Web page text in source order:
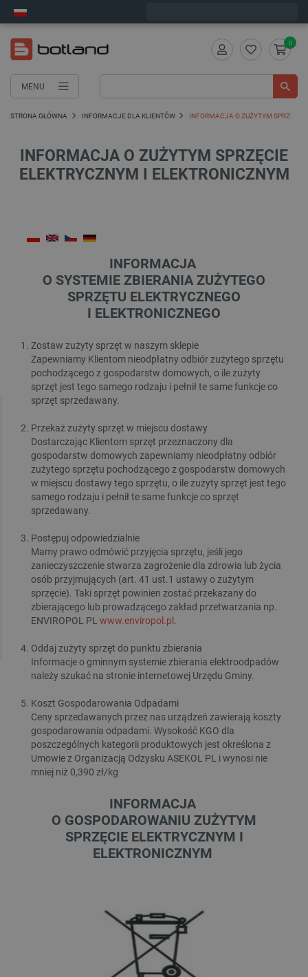
MENU
0
STRONA GŁÓWNA INFORMACJE DLA KLIENTÓW INFORMACJA O ZUŻYTYM
INFORMACJA O ZUŻYTYM SPRZĘCIE
ELEKTRYCZNYM I ELEKTRONICZNYM
INFORMACJA
O SYSTEMIE ZBIERANIA ZUŻYTEGO
SPRZĘTU ELEKTRYCZNEGO
I ELEKTRONICZNEGO
Zostaw zużyty sprzęt w naszym sklepie
Zapewniamy Klientom nieodpłatny odbiór zużytego sprzętu
pochodzącego z gospodarstw domowych, o ile zużyty
sprzęt jest tego samego rodzaju i pełnił te same funkcje co
sprzęt sprzedawany.
Przekaż zużyty sprzęt w miejscu dostawy
Dostarczając Klientom sprzęt przeznaczony dla
gospodarstw domowych zapewniamy nieodpłatny odbiór
zużytego sprzętu pochodzącego z gospodarstw domowych
w miejscu dostawy tego sprzętu, o ile zużyty sprzęt jest tego
samego rodzaju i pełnił te same funkcje co sprzęt
sprzedawany.
Postępuj odpowiedzialnie
Mamy prawo odmówić przyjęcia sprzętu, jeśli jego
zanieczyszczenie stwarza zagrożenie dla zdrowia lub życia
osób przyjmujących (art. 41 ust.1 ustawy o zużytym
sprzęcie). Taki sprzęt powinien zostać przekazany do
zbierającego lub prowadzącego zakład przetwarzania np.
ENVIROPOL PL www.enviropol.pl .
Oddaj zużyty sprzęt do punktu zbierania
Informacje o gminnym systemie zbierania elektroodpadów
należy szukać na stronie internetowej Urzędu Gminy.
Koszt Gospodarowania Odpadami
Ceny sprzedawanych przez nas urządzeń zawierają koszty
gospodarowania odpadami. Wysokość KGO dla
poszczególnych kategorii produktowych jest określona z
Umowie z Organizacją Odzysku ASEKOL PL i wynosi nie
mniej niż 0,390 zł/kg
INFORMACJA
O GOSPODAROWANIU ZUŻYTYM
SPRZĘCIE ELEKTRYCZNYM I
ELEKTRONICZNYM